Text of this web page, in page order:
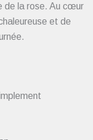
de la rose. Au cœur
et de